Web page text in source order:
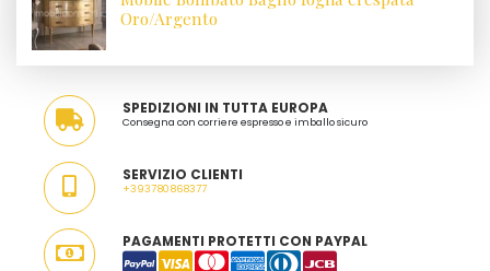
Oro/Argento
SPEDIZIONI IN TUTTA EUROPA
Consegna con corriere espresso e imballo sicuro
SERVIZIO CLIENTI
+393780868377
PAGAMENTI PROTETTI CON PAYPAL